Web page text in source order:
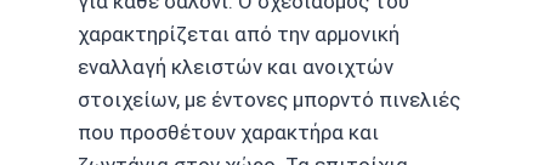
χαρακτηρίζεται από την αρμονική
εναλλαγή κλειστών και ανοιχτών
στοιχείων, με έντονες μπορντό πινελιές
που προσθέτουν χαρακτήρα και